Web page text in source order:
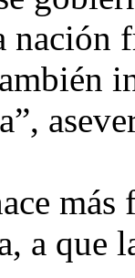
nación
más
a que